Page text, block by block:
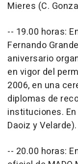
Mieres (C.
-- 19.00 horas:
Fernando
aniversario
en vigor del
2006, en una
diplomas de
instituciones.
Daoiz y Velarde).
-- 20.00 horas: